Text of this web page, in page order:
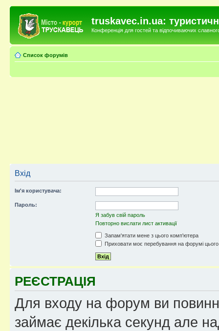
truskavec.in.ua:
Конференція для гостей та відпочиваючих
Список форумів
Вхід
Ім'я користувача:
Пароль:
Я забув свій пароль
Повторно вислати лист активації
Запам'ятати мене з цього комп'ютера
Приховати моє перебування на форумі
РЕЄСТРАЦІЯ
Для входу на форум ви
займає декілька секунд але